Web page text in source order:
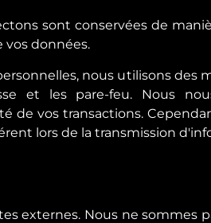
sont conservées de
données.
nous utilisons des
et les pare-feu. Nous
de vos transactions.
lors de la transmission
externes. Nous ne sommes